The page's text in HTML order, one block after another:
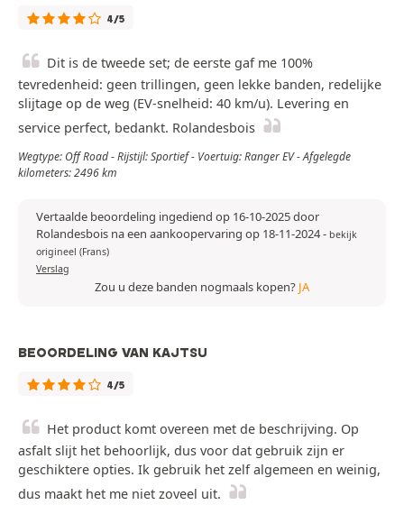
4/5
Dit is de tweede set; de eerste gaf me 100%
tevredenheid: geen trillingen, geen lekke banden, redelijke
slijtage op de weg (EV-snelheid: 40 km/u). Levering en
service perfect, bedankt. Rolandesbois
Wegtype: Off Road - Rijstijl: Sportief - Voertuig: Ranger EV - Afgelegde
kilometers: 2496 km
Vertaalde beoordeling ingediend op 16-10-2025 door
Rolandesbois na een aankoopervaring op 18-11-2024- bekijk
origineel (Frans)
Verslag
Zou u deze banden nogmaals kopen? JA
BEOORDELING VAN KAJTSU
4/5
Het product komt overeen met de beschrijving. Op
asfalt slijt het behoorlijk, dus voor dat gebruik zijn er
geschiktere opties. Ik gebruik het zelf algemeen en weinig,
dus maakt het me niet zoveel uit.